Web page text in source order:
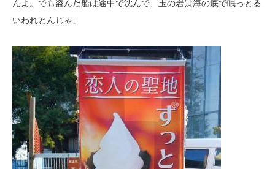
んよ。でも盗んだ船は途中で沈んで、玉の岩は海の底で眠っとる
いわれとんじゃ」